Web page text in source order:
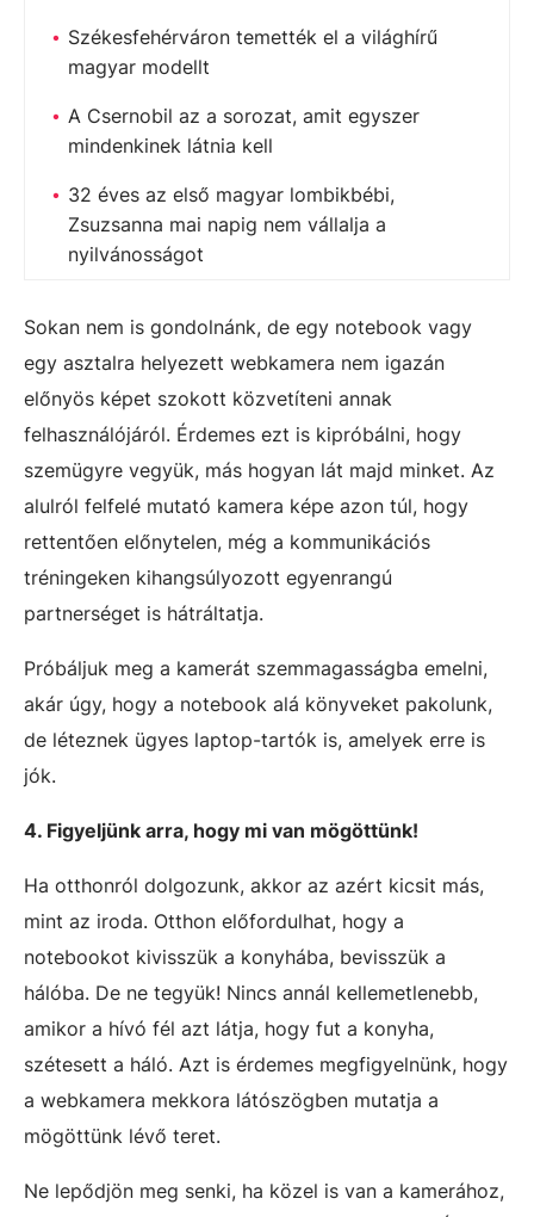
Székesfehérváron temették el a világhírű
magyar modellt
A Csernobil az a sorozat, amit egyszer
mindenkinek látnia kell
32 éves az első magyar lombikbébi,
Zsuzsanna mai napig nem vállalja a
nyilvánosságot
Sokan nem is gondolnánk, de egy notebook vagy
egy asztalra helyezett webkamera nem igazán
előnyös képet szokott közvetíteni annak
felhasználójáról. Érdemes ezt is kipróbálni, hogy
szemügyre vegyük, más hogyan lát majd minket. Az
alulról felfelé mutató kamera képe azon túl, hogy
rettentően előnytelen, még a kommunikációs
tréningeken kihangsúlyozott egyenrangú
partnerséget is hátráltatja.
Próbáljuk meg a kamerát szemmagasságba emelni,
akár úgy, hogy a notebook alá könyveket pakolunk,
de léteznek ügyes laptop-tartók is, amelyek erre is
jók.
4. Figyeljünk arra, hogy mi van mögöttünk!
Ha otthonról dolgozunk, akkor az azért kicsit más,
mint az iroda. Otthon előfordulhat, hogy a
notebookot kivisszük a konyhába, bevisszük a
hálóba. De ne tegyük! Nincs annál kellemetlenebb,
amikor a hívó fél azt látja, hogy fut a konyha,
szétesett a háló. Azt is érdemes megfigyelnünk, hogy
a webkamera mekkora látószögben mutatja a
mögöttünk lévő teret.
Ne lepődjön meg senki, ha közel is van a kamerához,